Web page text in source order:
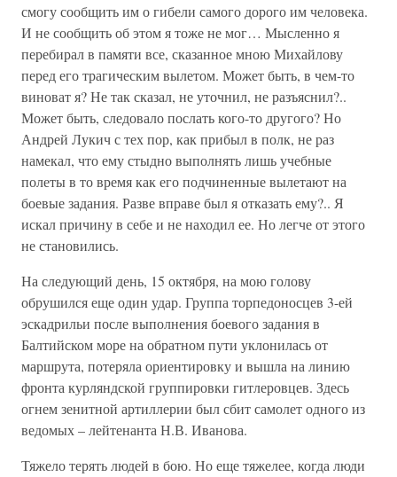
смогу сообщить им о гибели самого дорого им человека.
И не сообщить об этом я тоже не мог… Мысленно я
перебирал в памяти все, сказанное мною Михайлову
перед его трагическим вылетом. Может быть, в чем-то
виноват я? Не так сказал, не уточнил, не разъяснил?..
Может быть, следовало послать кого-то другого? Но
Андрей Лукич с тех пор, как прибыл в полк, не раз
намекал, что ему стыдно выполнять лишь учебные
полеты в то время как его подчиненные вылетают на
боевые задания. Разве вправе был я отказать ему?.. Я
искал причину в себе и не находил ее. Но легче от этого
не становились.
На следующий день, 15 октября, на мою голову
обрушился еще один удар. Группа торпедоносцев 3-ей
эскадрильи после выполнения боевого задания в
Балтийском море на обратном пути уклонилась от
маршрута, потеряла ориентировку и вышла на линию
фронта курляндской группировки гитлеровцев. Здесь
огнем зенитной артиллерии был сбит самолет одного из
ведомых – лейтенанта Н.В. Иванова.
Тяжело терять людей в бою. Но еще тяжелее, когда люди